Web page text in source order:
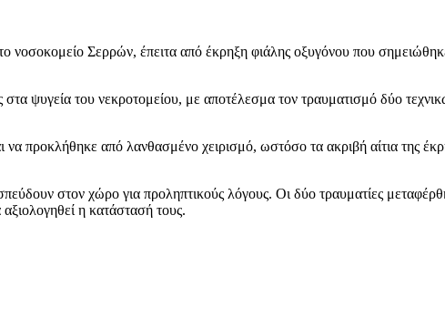
νοσοκομείο Σερρών, έπειτα από έκρηξη φιάλης οξυγόνου που
ψυγεία του νεκροτομείου, με αποτέλεσμα τον τραυματισμό δύο
να προκλήθηκε από λανθασμένο χειρισμό, ωστόσο τα ακριβή αίτια της
στον χώρο για προληπτικούς λόγους. Οι δύο τραυματίες
αξιολογηθεί η κατάστασή τους.